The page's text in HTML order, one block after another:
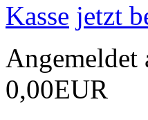
Kasse jetzt
Angemeldet
0,00EUR